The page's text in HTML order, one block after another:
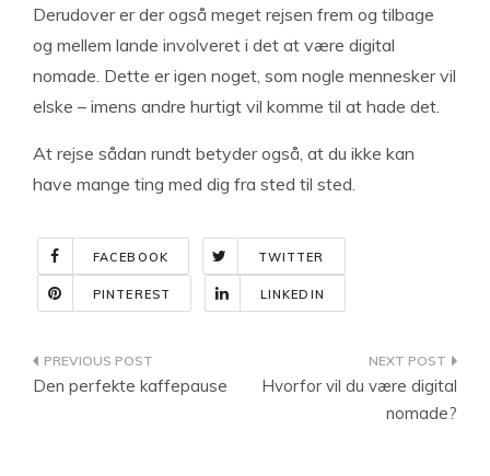
Derudover er der også meget rejsen frem og tilbage
og mellem lande involveret i det at være digital
nomade. Dette er igen noget, som nogle mennesker vil
elske – imens andre hurtigt vil komme til at hade det.
At rejse sådan rundt betyder også, at du ikke kan
have mange ting med dig fra sted til sted.
FACEBOOK TWITTER
PINTEREST LINKEDIN
Indlægsnavigation
Den perfekte kaffepause
Hvorfor vil du være digital
nomade?